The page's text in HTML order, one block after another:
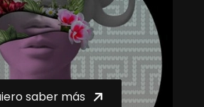
saber más